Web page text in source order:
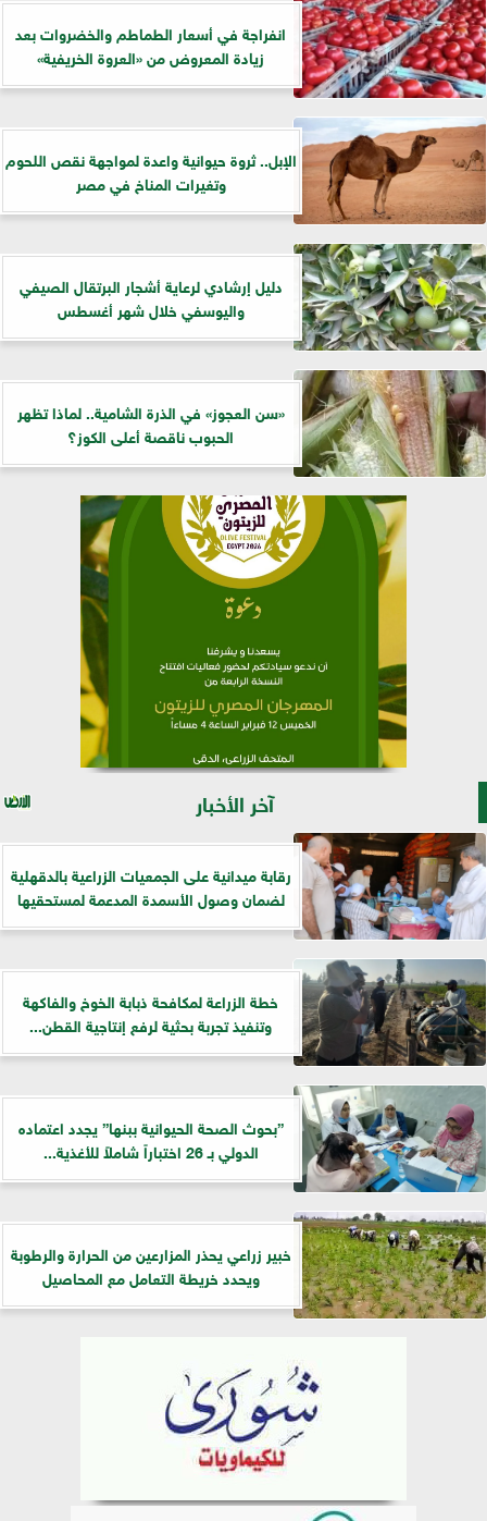
انفراجة في أسعار الطماطم والخضروات بعد
زيادة المعروض من «العروة الخريفية»
الإبل.. ثروة حيوانية واعدة لمواجهة نقص اللحوم
وتغيرات المناخ في مصر
دليل إرشادي لرعاية أشجار البرتقال الصيفي
واليوسفي خلال شهر أغسطس
«سن العجوز» في الذرة الشامية.. لماذا تظهر
الحبوب ناقصة أعلى الكوز؟
آخر الأخبار
رقابة ميدانية على الجمعيات الزراعية بالدقهلية
لضمان وصول الأسمدة المدعمة لمستحقيها
خطة الزراعة لمكافحة ذبابة الخوخ والفاكهة
وتنفيذ تجربة بحثية لرفع إنتاجية القطن...
”بحوث الصحة الحيوانية ببنها” يجدد اعتماده
الدولي بـ 26 اختباراً شاملاً للأغذية...
خبير زراعي يحذر المزارعين من الحرارة والرطوبة
ويحدد خريطة التعامل مع المحاصيل